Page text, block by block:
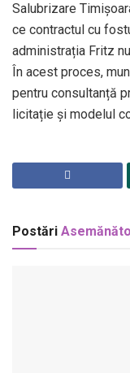
Salubrizare
ce contractul cu
administrația Fritz
În acest proces,
pentru consultanță
licitație și modelul
Postări